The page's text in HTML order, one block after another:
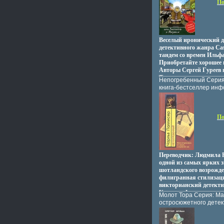
Веселый иронический
детективного жанра
тандем со времен
Приобретайте хорошее
Авторы Сергей Гуреев
Тихомиров.
Непогребенный
книга-бестселлер
Переводчик: Людмила
одной из самых ярких
шотландского
филигранная
викторианский
Коллинз Фокусом
в, но с множеством
XVII, так и в IX вв,
исполинский
Молот Тора Серия:
остросюжетного
13668t.